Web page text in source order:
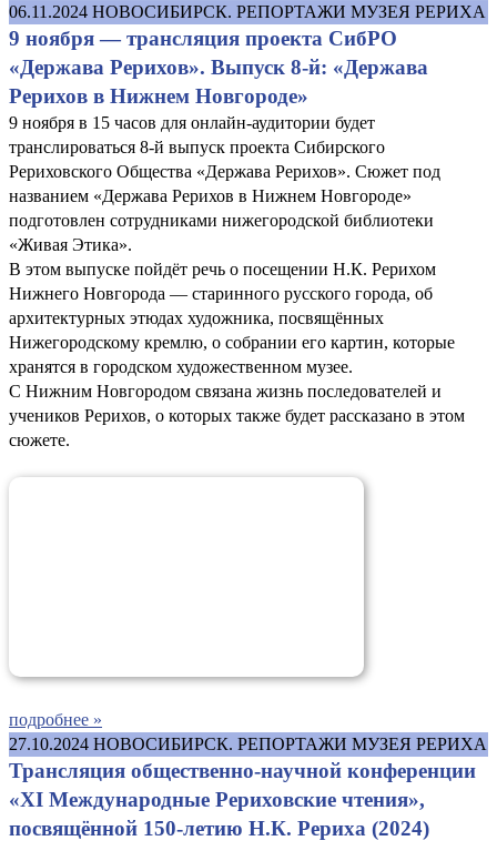
06.11.2024 НОВОСИБИРСК. РЕПОРТАЖИ МУЗЕЯ РЕРИХА
9 ноября — трансляция проекта СибРО
«Держава Рерихов». Выпуск 8-й: «Держава
Рерихов в Нижнем Новгороде»
9 ноября в 15 часов для онлайн-аудитории будет
транслироваться 8-й выпуск проекта Сибирского
Рериховского Общества «Держава Рерихов». Сюжет под
названием «Держава Рерихов в Нижнем Новгороде»
подготовлен сотрудниками нижегородской библиотеки
«Живая Этика».
В этом выпуске пойдёт речь о посещении Н.К. Рерихом
Нижнего Новгорода — старинного русского города, об
архитектурных этюдах художника, посвящённых
Нижегородскому кремлю, о собрании его картин, которые
хранятся в городском художественном музее.
С Нижним Новгородом связана жизнь последователей и
учеников Рерихов, о которых также будет рассказано в этом
сюжете.
подробнее »
27.10.2024 НОВОСИБИРСК. РЕПОРТАЖИ МУЗЕЯ РЕРИХА
Трансляция общественно-научной конференции
«XI Международные Рериховские чтения»,
посвящённой 150-летию Н.К. Рериха (2024)